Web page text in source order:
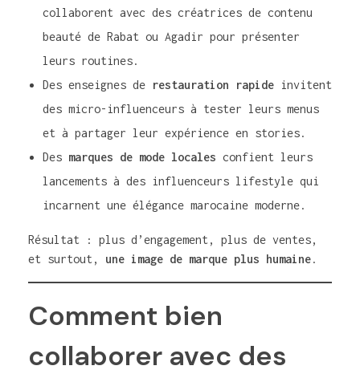
collaborent avec des créatrices de contenu
beauté de Rabat ou Agadir pour présenter
leurs routines.
Des enseignes de restauration rapideinvitent
des micro-influenceurs à tester leurs menus
et à partager leur expérience en stories.
Des marques de mode locales confient leurs
lancements à des influenceurs lifestyle qui
incarnent une élégance marocaine moderne.
Résultat : plus d’engagement, plus de ventes,
et surtout, une image de marque plus humaine.
Comment bien
collaborer avec des